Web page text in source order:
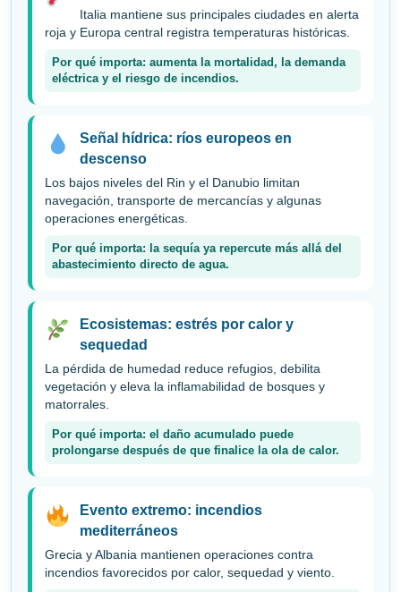
Italia mantiene sus principales ciudades en alerta
roja y Europa central registra temperaturas históricas.
Por qué importa: aumenta la mortalidad, la demanda
eléctrica y el riesgo de incendios.
Señal hídrica: ríos europeos en
descenso
Los bajos niveles del Rin y el Danubio limitan
navegación, transporte de mercancías y algunas
operaciones energéticas.
Por qué importa: la sequía ya repercute más allá del
abastecimiento directo de agua.
Ecosistemas: estrés por calor y
sequedad
La pérdida de humedad reduce refugios, debilita
vegetación y eleva la inflamabilidad de bosques y
matorrales.
Por qué importa: el daño acumulado puede
prolongarse después de que finalice la ola de calor.
Evento extremo: incendios
mediterráneos
Grecia y Albania mantienen operaciones contra
incendios favorecidos por calor, sequedad y viento.